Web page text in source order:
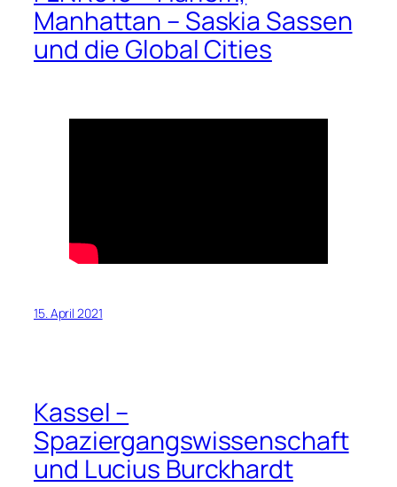
Manhattan – Saskia Sassen
und die Global Cities
15. April 2021
Kassel –
Spaziergangswissenschaft
und Lucius Burckhardt